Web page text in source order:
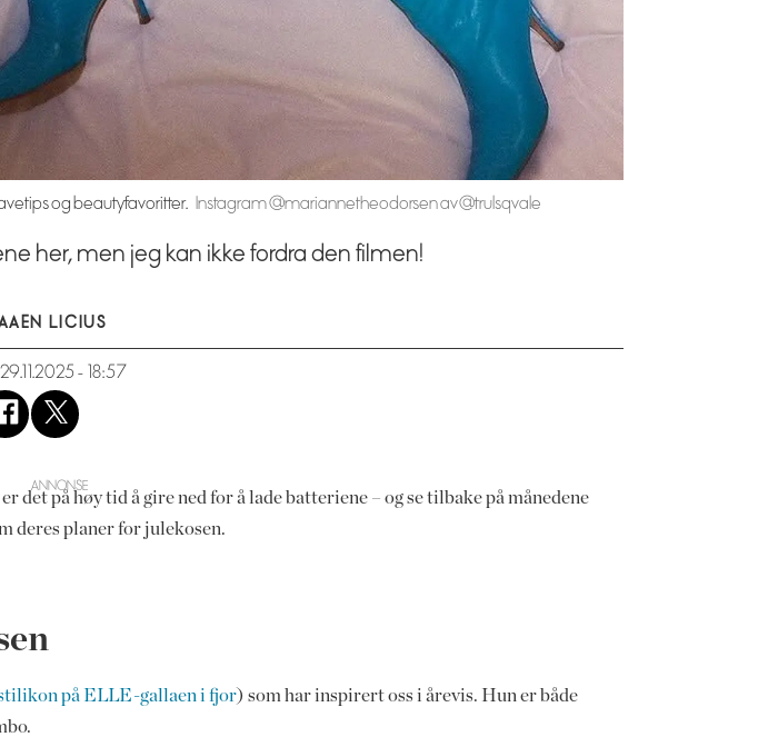
og beautyfavoritter. Instagram @mariannetheodorsen av @trulsqvale
her, men jeg kan ikke fordra den filmen!
LICIUS
29.11.2025 - 18:57
på høy tid å gire ned for å lade batteriene – og se tilbake på månedene
deres planer for julekosen.
på ELLE-gallaen i fjor) som har inspirert oss i årevis. Hun er både